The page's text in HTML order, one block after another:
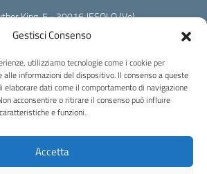
Gestisci Consenso
utilizziamo tecnologie come i cookie per
alle informazioni del dispositivo. Il consenso a queste
elaborare dati come il comportamento di navigazione
acconsentire o ritirare il consenso può influire
e funzioni.
Accetta
King, 5 - 30016 JESOLO (Ve)
Email:verh020008@istruzione.it
VERH020008
Amministrazioni (IPA): istsc_verh020008
(CUF): UFBI5A
Stato per l'enogastronomia e l'ospitalità